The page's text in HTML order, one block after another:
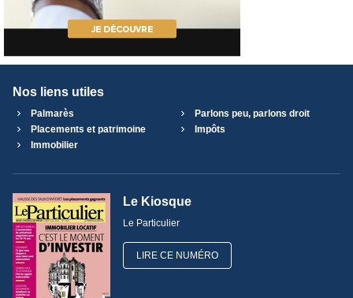
Nos liens utiles
Palmarès
Parlons peu, parlons droit
Placements et patrimoine
Impôts
Immobilier
Le Kiosque
Le Particulier
LIRE CE NUMÉRO